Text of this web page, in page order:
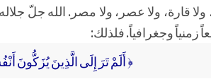
قارة، ولا عصر، ولا مصر. الله جلّ
زمنياً وجغرافياً. فلذلك:
﴿ أَلَمْ تَرَ إِلَى الَّذِينَ يُزَكُّونَ